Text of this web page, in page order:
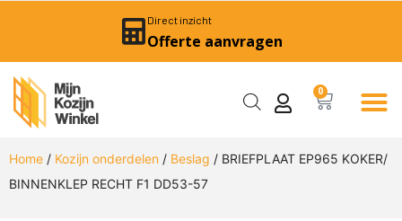
Direct inzicht
Offerte aanvragen
0
Home / Kozijn onderdelen / Beslag / BRIEFPLAAT EP965 KOKER/
BINNENKLEP RECHT F1 DD53-57